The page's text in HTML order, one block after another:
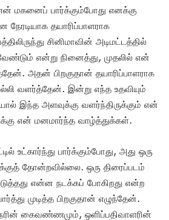
மகனைப் பார்க்கும்போது எனக்கு
நேரடியாக தயாரிப்பாளராக
சினிமாவின் அடிமட்டத்தில்
என்று நினைத்து, முதலில் என்
அதன் பிறகுதான் தயாரிப்பாளராக
வளர்த்தேன். இன்று எந்த உதவியும்
இந்த அளவுக்கு வளர்ந்திருக்கும் என்
என் மனமார்ந்த வாழ்த்துக்கள்.
உட்கார்ந்து பார்க்கும்போது, அது ஒரு
தோன்றவில்லை. ஒரு திரைப்படம்
என்ன நடக்கப் போகிறது என்ற
முடித்த பிறகுதான் எழுந்தேன்.
கைவண்ணமும், ஒளிப்பதிவாளரின்